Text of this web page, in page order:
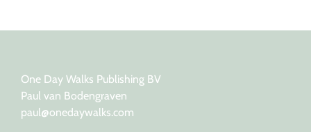
One Day Walks Publishing BV
Paul van Bodengraven
paul@onedaywalks.com